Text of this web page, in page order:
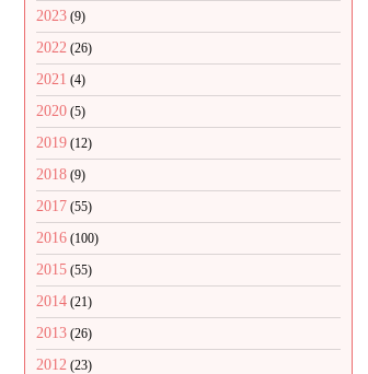
2023 (9)
2022 (26)
2021 (4)
2020 (5)
2019 (12)
2018 (9)
2017 (55)
2016 (100)
2015 (55)
2014 (21)
2013 (26)
2012 (23)